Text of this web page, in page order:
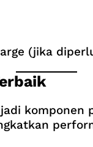
(jika
komponen